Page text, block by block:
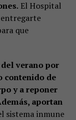
El Hospital
entregarte
que
verano por
contenido de
y a reponer
aportan
sistema inmune